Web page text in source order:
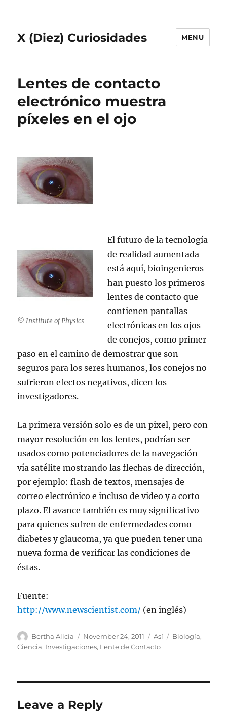
X (Diez) Curiosidades MENU
Lentes de contacto
electrónico muestra
píxeles en el ojo
© Institute of Physics
El futuro de la tecnología
de realidad aumentada
está aquí, bioingenieros
han puesto los primeros
lentes de contacto que
contienen pantallas
electrónicas en los ojos
de conejos, como primer
paso en el camino de demostrar que son
seguros para los seres humanos, los conejos no
sufrieron efectos negativos, dicen los
investigadores.
La primera versión solo es de un pixel, pero con
mayor resolución en los lentes, podrían ser
usados como potenciadores de la navegación
vía satélite mostrando las flechas de dirección,
por ejemplo: flash de textos, mensajes de
correo electrónico e incluso de video y a corto
plazo. El avance también es muy significativo
para quienes sufren de enfermedades como
diabetes y glaucoma, ya que pueden tener una
nueva forma de verificar las condiciones de
éstas.
Fuente:
http://www.newscientist.com/ (en inglés)
Author
Bertha Alicia
Posted
on
November 24, 2011 Categories
Así Tags
Biología,
Ciencia, Investigaciones, Lente de Contacto
Leave a Reply